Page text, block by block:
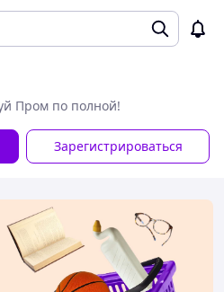
Пром по полной!
Зарегистрироваться